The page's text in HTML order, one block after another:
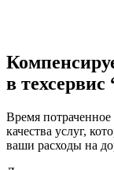
в техсервис
Время потраченное
качества услуг,
ваши расходы на